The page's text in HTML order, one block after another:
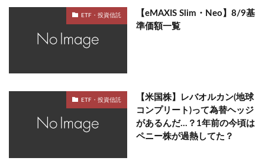
ETF・投資信託
【eMAXIS Slim・Neo】8/9基
準価額一覧
ETF・投資信託
【米国株】レバオルカン(地球
コンプリート)って為替ヘッジ
があるんだ…？1年前の今頃は
ペニー株が過熱してた？